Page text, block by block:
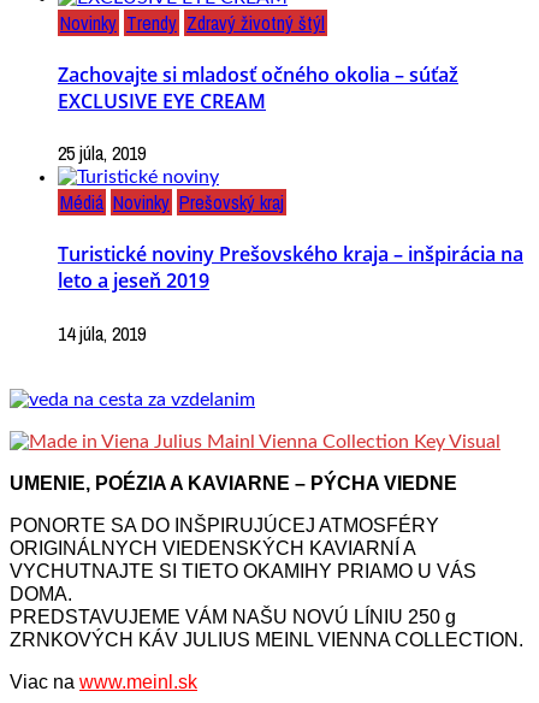
Novinky Trendy Zdravý životný štýl
Zachovajte si mladosť očného okolia – súťaž
EXCLUSIVE EYE CREAM
25 júla, 2019
Médiá Novinky Prešovský kraj
Turistické noviny Prešovského kraja – inšpirácia na
leto a jeseň 2019
14 júla, 2019
UMENIE, POÉZIA A KAVIARNE – PÝCHA VIEDNE
PONORTE SA DO INŠPIRUJÚCEJ ATMOSFÉRY
ORIGINÁLNYCH VIEDENSKÝCH KAVIARNÍ A
VYCHUTNAJTE SI TIETO OKAMIHY PRIAMO U VÁS
DOMA.
PREDSTAVUJEME VÁM NAŠU NOVÚ LÍNIU 250 g
ZRNKOVÝCH KÁV JULIUS MEINL VIENNA COLLECTION.
Viac na www.meinl.sk